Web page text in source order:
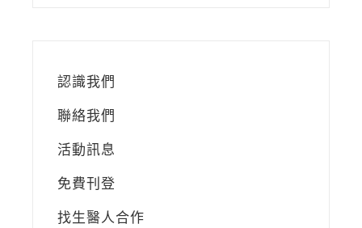
認識我們
聯絡我們
活動訊息
免費刊登
找生醫人合作